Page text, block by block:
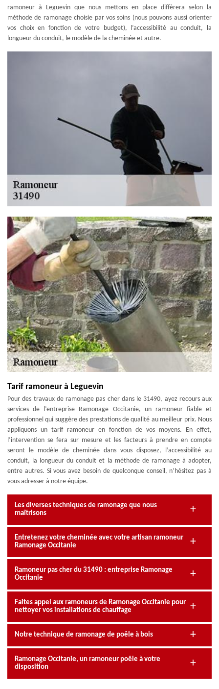
ramoneur à Leguevin que nous mettons en place diffèrera selon la
méthode de ramonage choisie par vos soins (nous pouvons aussi orienter
vos choix en fonction de votre budget), l’accessibilité au conduit, la
longueur du conduit, le modèle de la cheminée et autre.
Tarif ramoneur à Leguevin
Pour des travaux de ramonage pas cher dans le 31490, ayez recours aux
services de l’entreprise Ramonage Occitanie, un ramoneur fiable et
professionnel qui suggère des prestations de qualité au meilleur prix. Nous
appliquons un tarif ramoneur en fonction de vos moyens. En effet,
l’intervention se fera sur mesure et les facteurs à prendre en compte
seront le modèle de cheminée dans vous disposez, l’accessibilité au
conduit, la longueur du conduit et la méthode de ramonage à adopter,
entre autres. Si vous avez besoin de quelconque conseil, n’hésitez pas à
vous adresser à notre équipe.
Les diverses techniques de ramonage que nous
maîtrisons
Entretenez votre cheminée avec votre artisan ramoneur
Ramonage Occitanie
Ramoneur pas cher du 31490 : entreprise Ramonage
Occitanie
Faites appel aux ramoneurs de Ramonage Occitanie pour
nettoyer vos installations de chauffage
Notre technique de ramonage de poêle à bois
Ramonage Occitanie, un ramoneur poêle à votre
disposition